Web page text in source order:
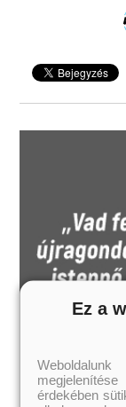
Ez a
érdekében